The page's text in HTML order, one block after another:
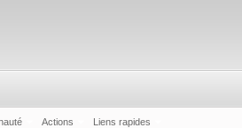
Actions Liens rapides